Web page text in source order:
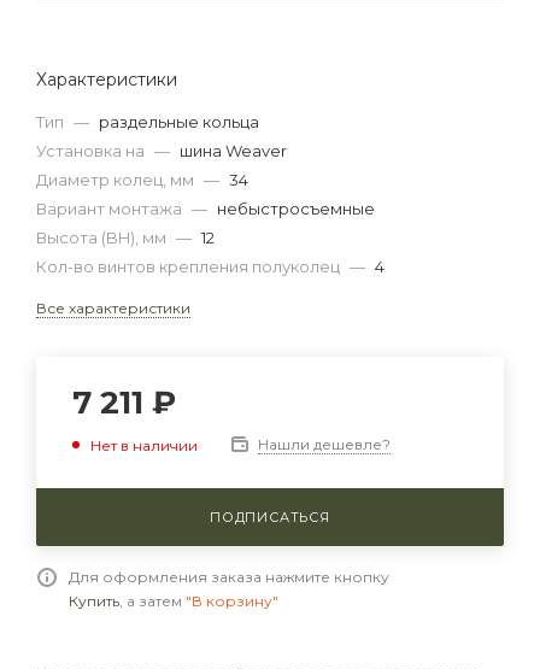
Характеристики
Тип — раздельные кольца
Установка на — шина Weaver
Диаметр колец, мм — 34
Вариант монтажа — небыстросъемные
Высота (BH), мм — 12
Кол-во винтов крепления полуколец — 4
Все характеристики
7 211 ₽
Нет в наличии Нашли дешевле?
ПОДПИСАТЬСЯ
Для оформления заказа нажмите кнопку
Купить, а затем "В корзину"